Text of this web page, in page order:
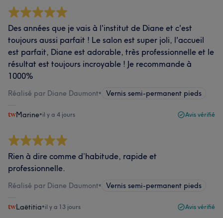
Des années que je vais à l'institut de Diane et c'est
toujours aussi parfait ! Le salon est super joli, l'accueil
est parfait, Diane est adorable, très professionnelle et le
résultat est toujours incroyable ! Je recommande à
1000%
Réalisé par Diane Daumont• Vernis semi-permanent pieds
Marine•il y a 4 jours Avis vérifié
Rien à dire comme d’habitude, rapide et
professionnelle.
Réalisé par Diane Daumont• Vernis semi-permanent pieds
Laëtitia•il y a 13 jours Avis vérifié